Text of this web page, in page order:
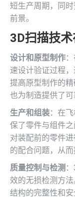
短生产周期，同
前景。
3D扫描技
设计和原型制作
速设计验证过程，
提高原型制作的精
也为制造提供了可
生产和组装：在
保了零件与组件
对装配前的零件
的配合问题，从而
质量控制与检测
效的无损检测方
结构的完整性和